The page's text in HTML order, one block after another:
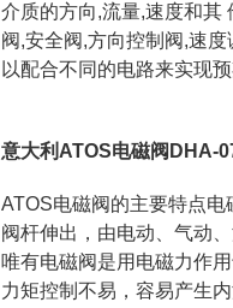
介质的方向,流量,速度和其
阀,安全阀,方向控制阀,速
以配合不同的电路来实现
意大利ATOS电磁阀DHA-
ATOS电磁阀的主要特点
阀杆伸出，由电动、气动
唯有电磁阀是用电磁力作
力矩控制不易，容易产生